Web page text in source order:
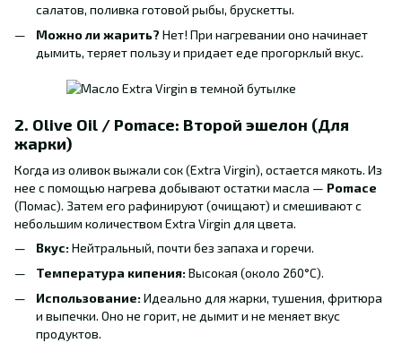
салатов, поливка готовой рыбы, брускетты.
Можно ли жарить? Нет! При нагревании оно начинает
дымить, теряет пользу и придает еде прогорклый вкус.
2. Olive Oil / Pomace: Второй эшелон (Для
жарки)
Когда из оливок выжали сок (Extra Virgin), остается мякоть. Из
нее с помощью нагрева добывают остатки масла — Pomace
(Помас). Затем его рафинируют (очищают) и смешивают с
небольшим количеством Extra Virgin для цвета.
Вкус:Нейтральный, почти без запаха и горечи.
Температура кипения:Высокая (около 260°C).
Использование:Идеально для жарки, тушения, фритюра
и выпечки. Оно не горит, не дымит и не меняет вкус
продуктов.